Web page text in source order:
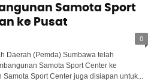
Samota Sport
ke Pusat
0
Daerah (Pemda) Sumbawa telah
Samota Sport Center ke
Samota Sport Center juga disiapan untuk...